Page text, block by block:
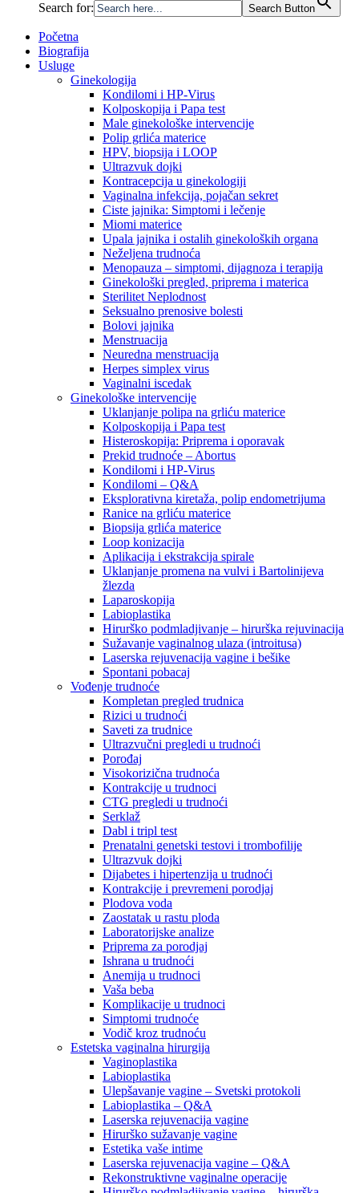
Search for: Search Button
Početna
Biografija
Usluge
Ginekologija
Kondilomi i HP-Virus
Kolposkopija i Papa test
Male ginekološke intervencije
Polip grlića materice
HPV, biopsija i LOOP
Ultrazvuk dojki
Kontracepcija u ginekologiji
Vaginalna infekcija, pojačan sekret
Ciste jajnika: Simptomi i lečenje
Miomi materice
Upala jajnika i ostalih ginekoloških organa
Neželjena trudnoća
Menopauza – simptomi, dijagnoza i terapija
Ginekološki pregled, priprema i materica
Sterilitet Neplodnost
Seksualno prenosive bolesti
Bolovi jajnika
Menstruacija
Neuredna menstruacija
Herpes simplex virus
Vaginalni iscedak
Ginekološke intervencije
Uklanjanje polipa na grliću materice
Kolposkopija i Papa test
Histeroskopija: Priprema i oporavak
Prekid trudnoće – Abortus
Kondilomi i HP-Virus
Kondilomi – Q&A
Eksplorativna kiretaža, polip endometrijuma
Ranice na grliću materice
Biopsija grlića materice
Loop konizacija
Aplikacija i ekstrakcija spirale
Uklanjanje promena na vulvi i Bartolinijeva
žlezda
Laparoskopija
Labioplastika
Hirurško podmladjivanje – hirurška rejuvinacija
Sužavanje vaginalnog ulaza (introitusa)
Laserska rejuvenacija vagine i bešike
Spontani pobacaj
Vođenje trudnoće
Kompletan pregled trudnica
Rizici u trudnoći
Saveti za trudnice
Ultrazvučni pregledi u trudnoći
Porođaj
Visokorizična trudnoća
Kontrakcije u trudnoci
CTG pregledi u trudnoći
Serklaž
Dabl i tripl test
Prenatalni genetski testovi i trombofilije
Ultrazvuk dojki
Dijabetes i hipertenzija u trudnoći
Kontrakcije i prevremeni porodjaj
Plodova voda
Zaostatak u rastu ploda
Laboratorijske analize
Priprema za porodjaj
Ishrana u trudnoći
Anemija u trudnoci
Vaša beba
Komplikacije u trudnoci
Simptomi trudnoće
Vodič kroz trudnoću
Estetska vaginalna hirurgija
Vaginoplastika
Labioplastika
Ulepšavanje vagine – Svetski protokoli
Labioplastika – Q&A
Laserska rejuvenacija vagine
Hirurško sužavanje vagine
Estetika vaše intime
Laserska rejuvenacija vagine – Q&A
Rekonstruktivne vaginalne operacije